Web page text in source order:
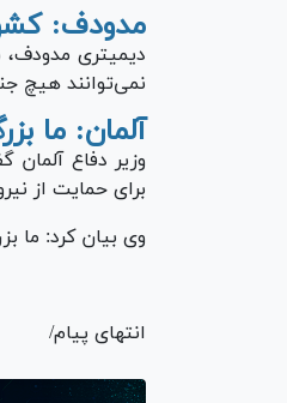
مدودف:
دیمیتری مدودف،
نمی‌توانند هیچ
آلمان: ما
وزیر دفاع آلمان
برای حمایت از
وی بیان کرد: ما
انتهای پیام/